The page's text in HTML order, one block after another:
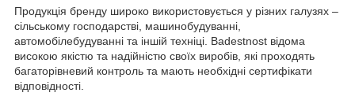
Продукція бренду широко використовується у різних галузях –
сільському господарстві, машинобудуванні,
автомобілебудуванні та іншій техніці. Badestnost відома
високою якістю та надійністю своїх виробів, які проходять
багаторівневий контроль та мають необхідні сертифікати
відповідності.